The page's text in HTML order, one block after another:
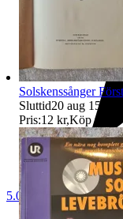
5.0
Solskenssånger
Sluttid20 aug 15:04
Pris:12 kr,Köp nu